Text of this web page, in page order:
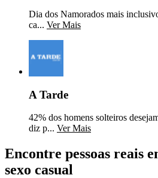
Dia dos Namorados mais
ca... Ver Mais
A Tarde
42% dos homens solteiros
diz p... Ver Mais
Encontre pessoas reais
sexo casual